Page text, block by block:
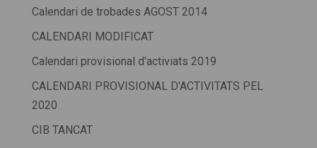
Calendari de trobades AGOST 2014
CALENDARI MODIFICAT
Calendari provisional d'activiats 2019
CALENDARI PROVISIONAL D'ACTIVITATS PEL
2020
CIB TANCAT